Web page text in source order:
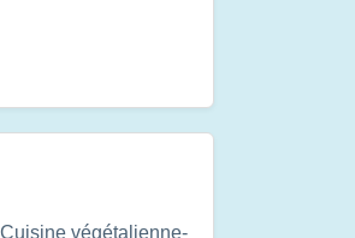
végétalienne-